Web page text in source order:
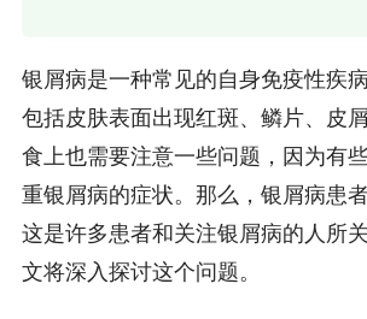
银屑病是一种常见的自身免疫性疾
包括皮肤表面出现红斑、鳞片、皮
食上也需要注意一些问题，因为有
重银屑病的症状。那么，银屑病患
这是许多患者和关注银屑病的人所
文将深入探讨这个问题。